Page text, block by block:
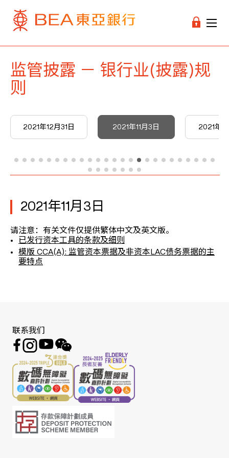
监管披露 － 银行业(披露)规
则
2021年12月31日 2021年11月3日 2021年9
2021年11月3日
请注意：有关文件仅提供繁体中文及英文版。
已发行资本工具的条款及细则
模版 CCA(A): 监管资本票据及非资本LAC债务票据的主
要特点
联系我们